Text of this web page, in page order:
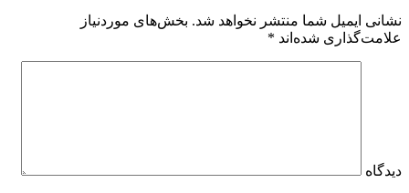
نشانی ایمیل شما منتشر نخواهد شد. بخش‌های موردنیاز
علامت‌گذاری شده‌اند *
دیدگاه